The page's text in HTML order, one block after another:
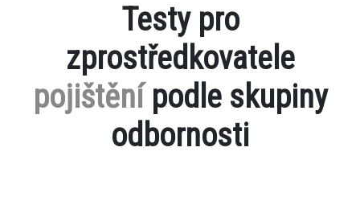
Testy pro
zprostředkovatele
pojištěnípodle skupiny
odbornosti